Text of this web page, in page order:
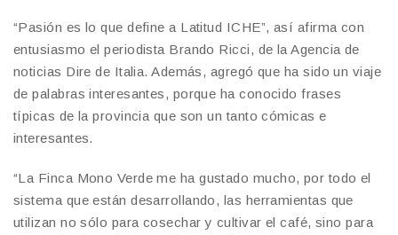
“Pasión es lo que define a Latitud ICHE”, así afirma con
entusiasmo el periodista Brando Ricci, de la Agencia de
noticias Dire de Italia. Además, agregó que ha sido un viaje
de palabras interesantes, porque ha conocido frases
típicas de la provincia que son un tanto cómicas e
interesantes.
“La Finca Mono Verde me ha gustado mucho, por todo el
sistema que están desarrollando, las herramientas que
utilizan no sólo para cosechar y cultivar el café, sino para